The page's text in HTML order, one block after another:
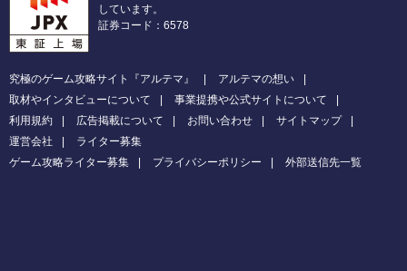
しています。
証券コード：6578
究極のゲーム攻略サイト『アルテマ』
アルテマの想い
取材やインタビューについて
事業提携や公式サイトについて
利用規約
広告掲載について お問い合わせ
サイトマップ
運営会社
ライター募集
ゲーム攻略ライター募集
プライバシーポリシー 外部送信先一覧